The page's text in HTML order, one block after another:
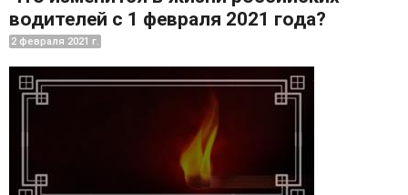
водителей с 1 февраля 2021 года?
2 февраля 2021 г.